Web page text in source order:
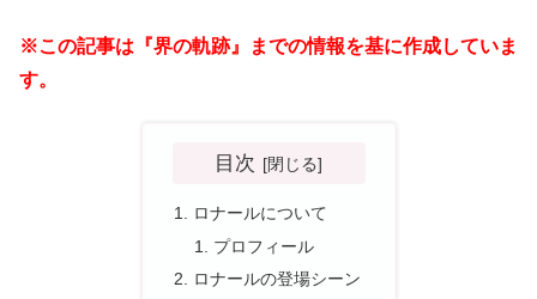
※この記事は『界の軌跡』までの情報を基に作成していま
す。
目次
ロナールについて
プロフィール
ロナールの登場シーン